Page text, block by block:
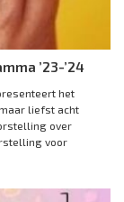
’23-’24
het
liefst acht
over
voor